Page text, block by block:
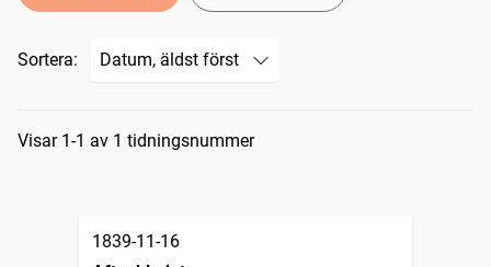
Sortera:
Sökresultat
Visar 1-1 av 1 tidningsnummer
1839-11-16